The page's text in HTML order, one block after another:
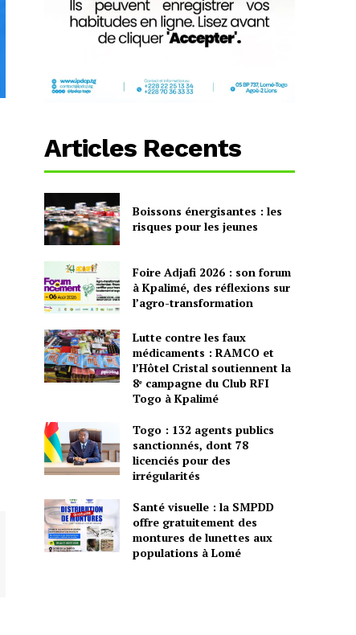
Articles Recents
Boissons énergisantes : les
risques pour les jeunes
Foire Adjafi 2026 : son forum
à Kpalimé, des réflexions sur
l’agro-transformation
Lutte contre les faux
médicaments : RAMCO et
l’Hôtel Cristal soutiennent la
8ᵉ campagne du Club RFI
Togo à Kpalimé
Togo : 132 agents publics
sanctionnés, dont 78
licenciés pour des
irrégularités
Santé visuelle : la SMPDD
offre gratuitement des
montures de lunettes aux
populations à Lomé